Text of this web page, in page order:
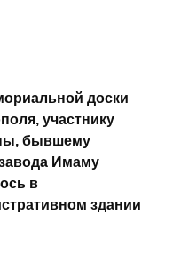
доски
участнику
бывшему
Имаму
в
здании